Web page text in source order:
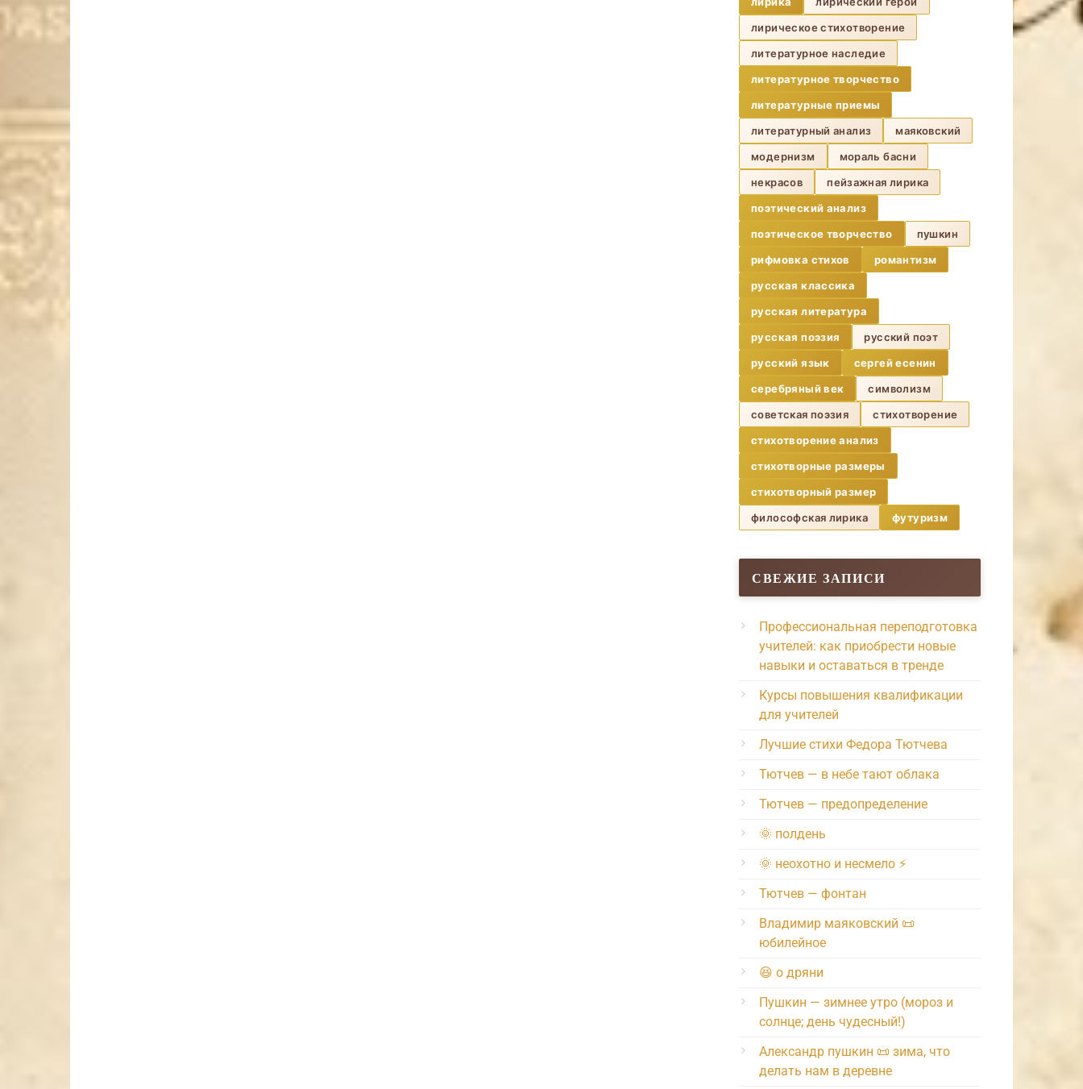
лирическое стихотворение
литературное наследие
литературное творчество
литературные приемы
литературный анализ
маяковский
модернизм
мораль басни
некрасов
пейзажная лирика
поэтический анализ
поэтическое творчество
пушкин
рифмовка стихов
романтизм
русская классика
русская литература
русская поэзия
русский поэт
русский язык
сергей есенин
серебряный век
символизм
советская поэзия
стихотворение
стихотворение анализ
стихотворные размеры
стихотворный размер
философская лирика
футуризм
СВЕЖИЕ ЗАПИСИ
Профессиональная переподготовка
учителей: как приобрести новые
навыки и оставаться в тренде
Курсы повышения квалификации
для учителей
Лучшие стихи Федора Тютчева
Тютчев — в небе тают облака
Тютчев — предопределение
🌞 полдень
🌞 неохотно и несмело ⚡️
Тютчев — фонтан
Владимир маяковский 📜
юбилейное
😆 о дряни
Пушкин — зимнее утро (мороз и
солнце; день чудесный!)
Александр пушкин 📜 зима, что
делать нам в деревне